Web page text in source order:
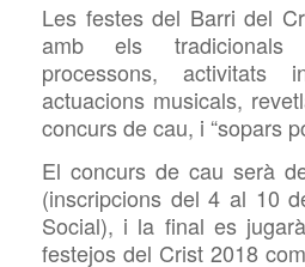
Les festes del Barri del
amb els tradicionals
processons, activitats
actuacions musicals,
concurs de cau, i “sopars
El concurs de cau serà
(inscripcions del 4 al 10
Social), i la final es
festejos del Crist 2018